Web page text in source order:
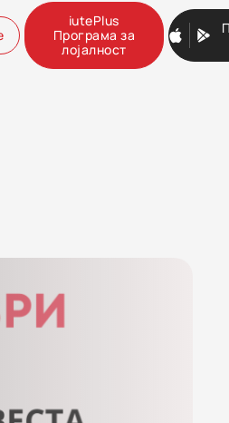
iutePlus
Програма за
лојалност